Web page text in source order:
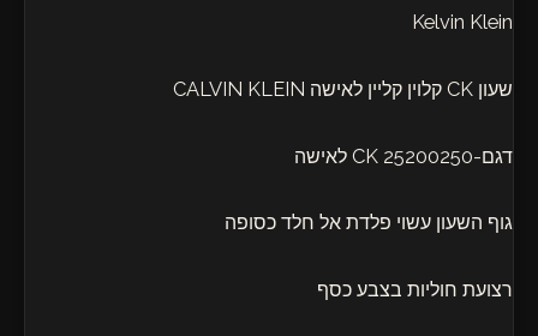
Kelvin Klein
שעון CK קלוין קליין לאישה CALVIN KLEIN
דגם-25200250 CK לאישה
גוף השעון עשוי פלדת אל חלד כסופה
רצועת חוליות בצבע כסף